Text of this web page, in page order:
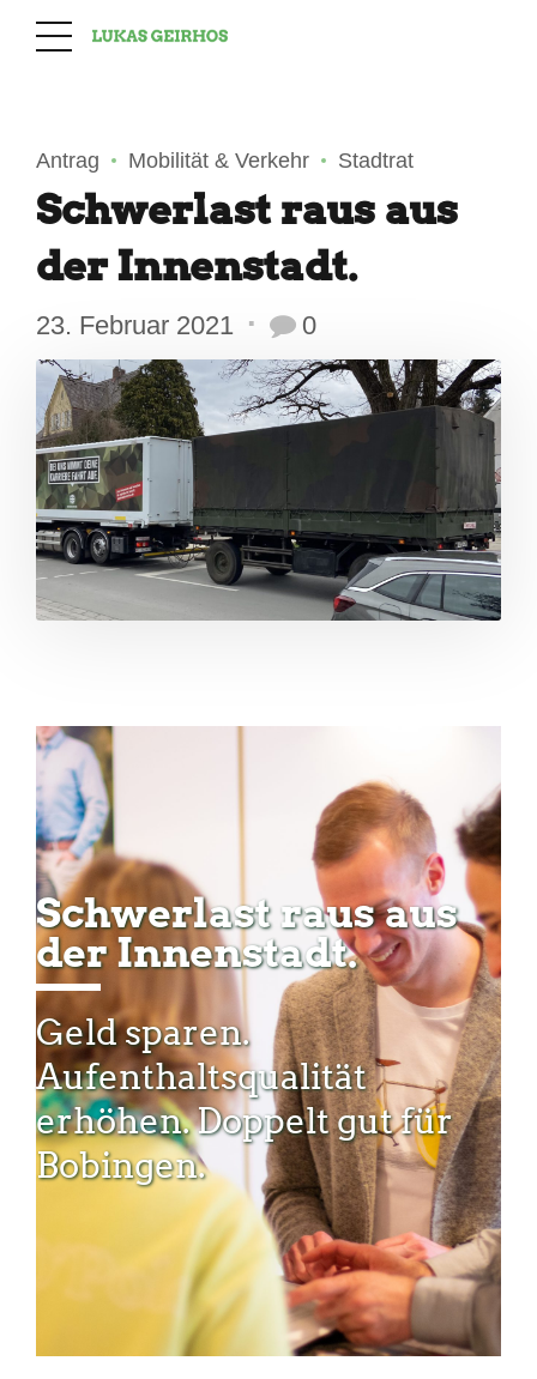
Antrag Mobilität & Verkehr Stadtrat
Schwerlast raus aus
der Innenstadt.
23. Februar 2021 0
Schwerlast raus aus
der Innenstadt.
Geld sparen.
Aufenthaltsqualität
erhöhen. Doppelt gut für
Bobingen.